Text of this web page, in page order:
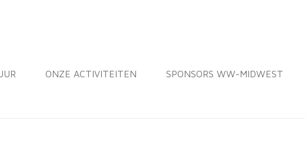
ONZE ACTIVITEITEN SPONSORS WW-MIDWEST